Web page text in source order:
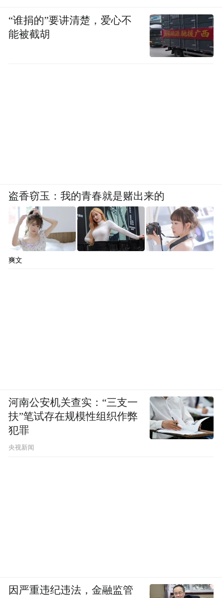
“谁捐的”要讲清楚，爱心不
能被截胡
盗香窃玉：我的青春就是赌出来的
爽文
河南公安机关查实：“三支一
扶”笔试存在规模性组织作弊
犯罪
央视新闻
因严重违纪违法，金融监管